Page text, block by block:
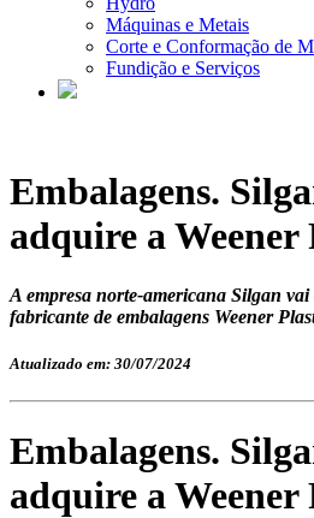
Máquinas e Metais
Corte e Conformação de
Fundição e Serviços
Embalagens.
adquire a Weener
A empresa norte-americana Silgan
fabricante de embalagens Weener
Atualizado em: 30/07/2024
Embalagens.
adquire a Weener